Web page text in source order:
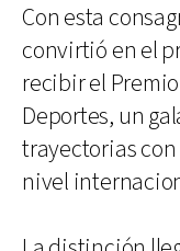
Con esta
convirtió en el
recibir el
Deportes, un
trayectorias
nivel